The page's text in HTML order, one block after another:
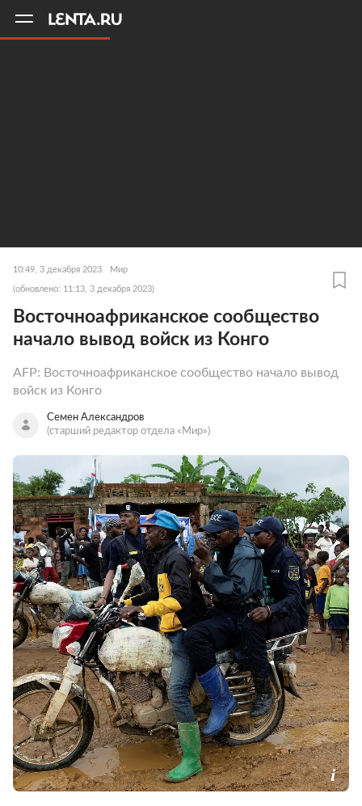
10:49, 3 декабря 2023 Мир
(обновлено: 11:13, 3 декабря 2023)
Восточноафриканское сообщество
начало вывод войск из Конго
AFP: Восточноафриканское сообщество начало вывод
войск из Конго
Семен Александров
(старший редактор отдела «Мир»)